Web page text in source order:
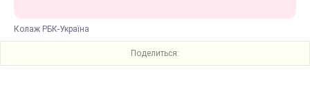
Колаж РБК-Україна
Поделиться: